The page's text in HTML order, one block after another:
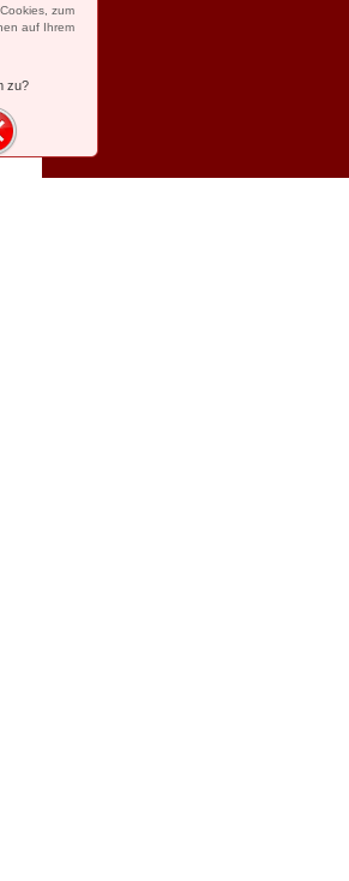
zum
auf Ihrem
zu?